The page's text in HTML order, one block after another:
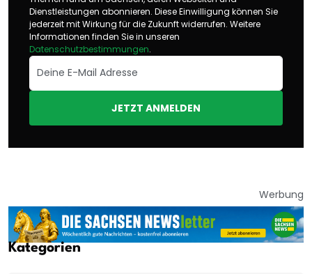
Dienstleistungen abonnieren. Diese Einwilligung können Sie
jederzeit mit Wirkung für die Zukunft widerrufen. Weitere
Informationen finden Sie in unseren
Datenschutzbestimmungen.
JETZT ANMELDEN
Werbung
Kategorien